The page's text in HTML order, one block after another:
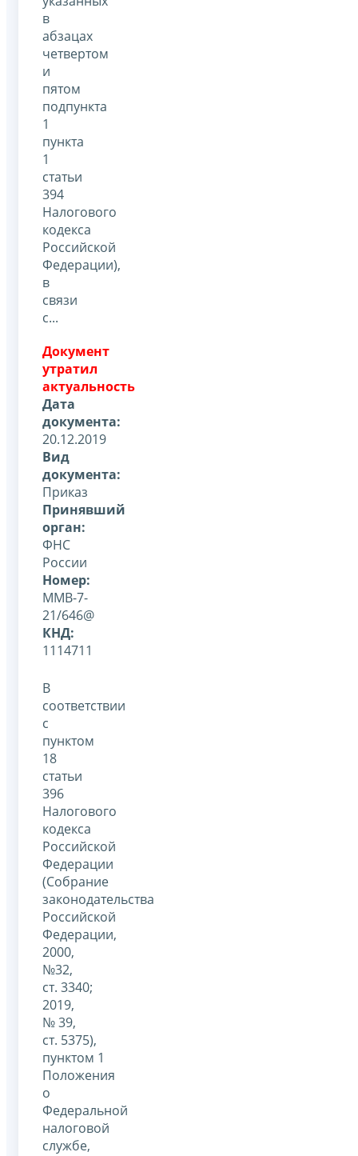
в
абзацах
четвертом
и
пятом
подпункта
1
пункта
1
статьи
394
Налогового
кодекса
Российской
Федерации),
в
связи
с...
Документ
утратил
актуальность
Дата
документа:
20.12.2019
Вид
документа:
Приказ
Принявший
орган:
ФНС
России
Номер:
ММВ-7-
21/646@
КНД:
1114711
В
соответствии
с
пунктом
18
статьи
396
Налогового
кодекса
Российской
Федерации
(Собрание
законодательства
Российской
Федерации,
2000,
№32,
ст. 3340;
2019,
№ 39,
ст. 5375),
пунктом 1
Положения
о
Федеральной
налоговой
службе,